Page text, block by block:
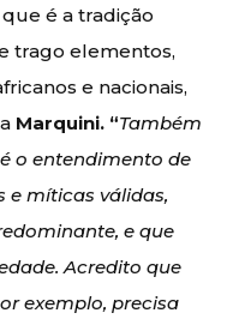
é a tradição
trago elementos,
e nacionais,
Marquini. “Também
o entendimento de
e míticas válidas,
e que
Acredito que
exemplo, precisa